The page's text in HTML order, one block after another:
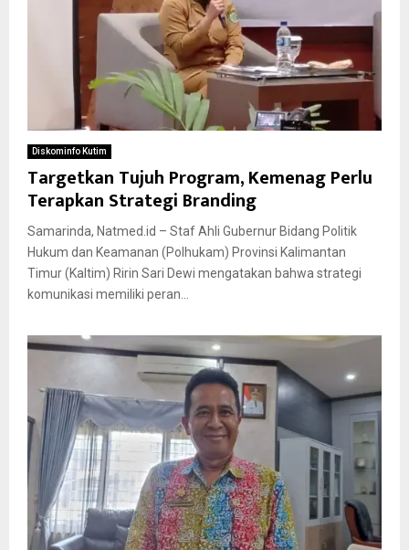
Diskominfo Kutim
Targetkan Tujuh Program, Kemenag Perlu
Terapkan Strategi Branding
Samarinda, Natmed.id – Staf Ahli Gubernur Bidang Politik
Hukum dan Keamanan (Polhukam) Provinsi Kalimantan
Timur (Kaltim) Ririn Sari Dewi mengatakan bahwa strategi
komunikasi memiliki peran...